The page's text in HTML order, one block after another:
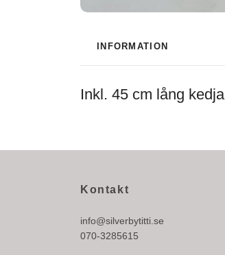
INFORMATION
Inkl. 45 cm lång kedja
Kontakt
info@silverbytitti.se
070-3285615